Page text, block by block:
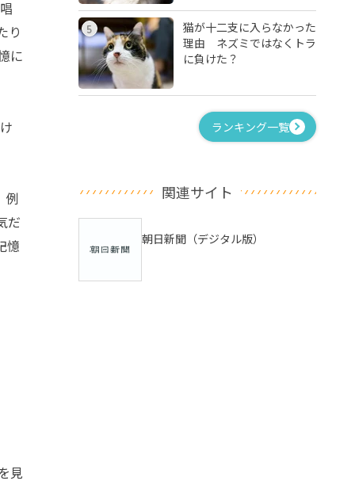
り
に
例
だ
憶
見
5
猫が十二支に入らなかった
理由 ネズミではなくトラ
に負けた？
ランキング一覧
関連サイト
朝日新聞（デジタル版）